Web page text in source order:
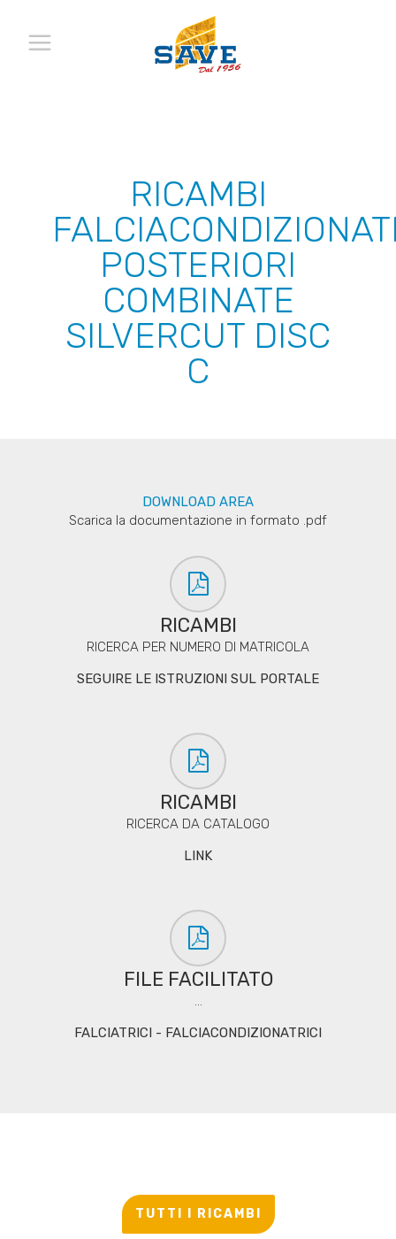
RICAMBI
POSTERIORI
COMBINATE
SILVERCUT DISC
C
DOWNLOAD AREA
Scarica la documentazione in formato .pdf
RICAMBI
RICERCA PER NUMERO DI MATRICOLA
SEGUIRE LE ISTRUZIONI SUL PORTALE
RICAMBI
RICERCA DA CATALOGO
LINK
FILE FACILITATO
...
FALCIATRICI - FALCIACONDIZIONATRICI
TUTTI I RICAMBI